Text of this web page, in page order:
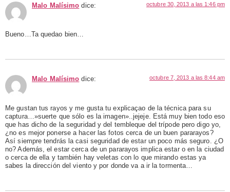
Malo Malísimo dice: octubre 30, 2013 a las 1:46 pm
Bueno…Ta quedao bien…
Malo Malísimo dice: octubre 7, 2013 a las 8:44 am
Me gustan tus rayos y me gusta tu explicaçao de la técnica para su
captura…»suerte que sólo es la imagen»..jejeje. Está muy bien todo eso
que has dicho de la seguridad y del tembleque del trípode pero digo yo,
¿no es mejor ponerse a hacer las fotos cerca de un buen pararayos?
Así siempre tendrás la casi seguridad de estar un poco más seguro. ¿O
no? Además, el estar cerca de un pararayos implica estar o en la ciudad
o cerca de ella y también hay veletas con lo que mirando estas ya
sabes la dirección del viento y por donde va a ir la tormenta…